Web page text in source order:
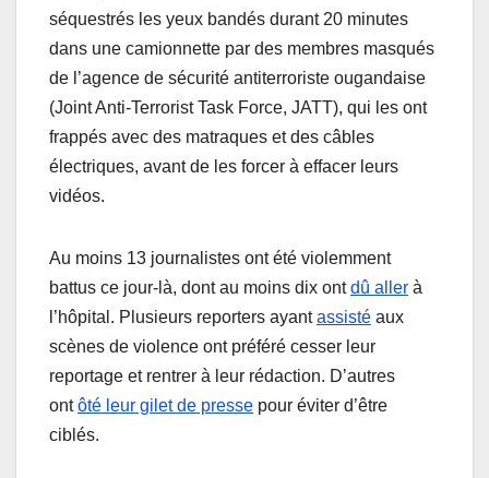
séquestrés les yeux bandés durant 20 minutes
dans une camionnette par des membres masqués
de l’agence de sécurité antiterroriste ougandaise
(Joint Anti-Terrorist Task Force, JATT), qui les ont
frappés avec des matraques et des câbles
électriques, avant de les forcer à effacer leurs
vidéos.
Au moins 13 journalistes ont été violemment
battus ce jour-là, dont au moins dix ontdû aller à
l’hôpital. Plusieurs reporters ayantassisté aux
scènes de violence ont préféré cesser leur
reportage et rentrer à leur rédaction. D’autres
ontôté leur gilet de presse pour éviter d’être
ciblés.